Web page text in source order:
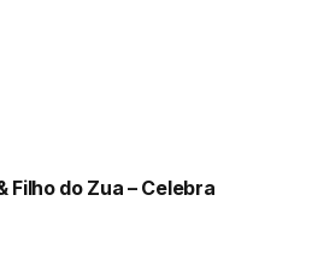
Filho do Zua – Celebra